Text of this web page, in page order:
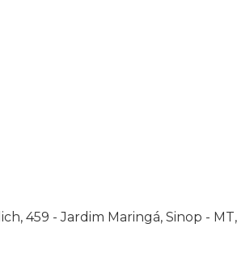
459 - Jardim Maringá, Sinop -